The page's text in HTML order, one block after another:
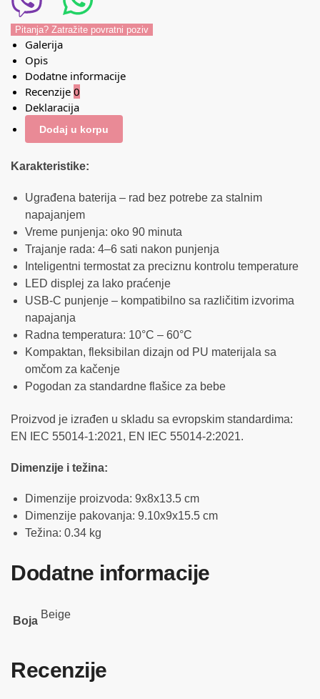
Pitanja? Zatražite povratni poziv
Galerija
Opis
Dodatne informacije
Recenzije 0
Deklaracija
Dodaj u korpu
Karakteristike:
Ugrađena baterija – rad bez potrebe za stalnim
napajanjem
Vreme punjenja: oko 90 minuta
Trajanje rada: 4–6 sati nakon punjenja
Inteligentni termostat za preciznu kontrolu temperature
LED displej za lako praćenje
USB-C punjenje – kompatibilno sa različitim izvorima
napajanja
Radna temperatura: 10°C – 60°C
Kompaktan, fleksibilan dizajn od PU materijala sa
omčom za kačenje
Pogodan za standardne flašice za bebe
Proizvod je izrađen u skladu sa evropskim standardima:
EN IEC 55014-1:2021, EN IEC 55014-2:2021.
Dimenzije i težina:
Dimenzije proizvoda: 9x8x13.5 cm
Dimenzije pakovanja: 9.10x9x15.5 cm
Težina: 0.34 kg
Dodatne informacije
Boja
Beige
Recenzije